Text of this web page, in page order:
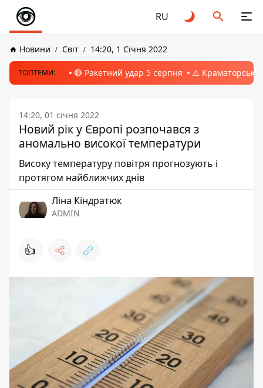
RU
Новини Світ 14:20, 1 Січня 2022
ТОПТЕМИ: 🔴 Ракетний удар 5 серпня ⚠️ Краматорськ,
14:20, 01 січня 2022
Новий рік у Європі розпочався з
аномально високої температури
Високу температуру повітря прогнозують і
протягом найближчих днів
Ліна Кіндратюк
ADMIN
👍